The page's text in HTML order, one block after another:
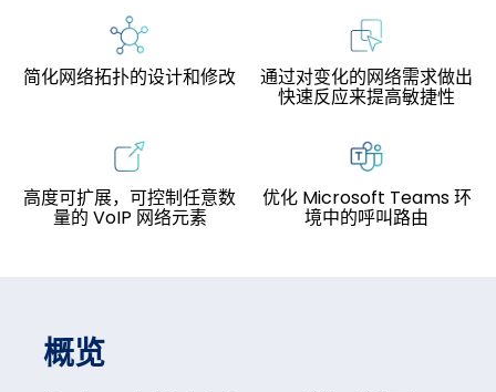
简化网络拓扑的设计和修改 通过对变化的网络需求做出
快速反应来提高敏捷性
高度可扩展，可控制任意数
量的 VoIP 网络元素
优化 Microsoft Teams 环
境中的呼叫路由
概览